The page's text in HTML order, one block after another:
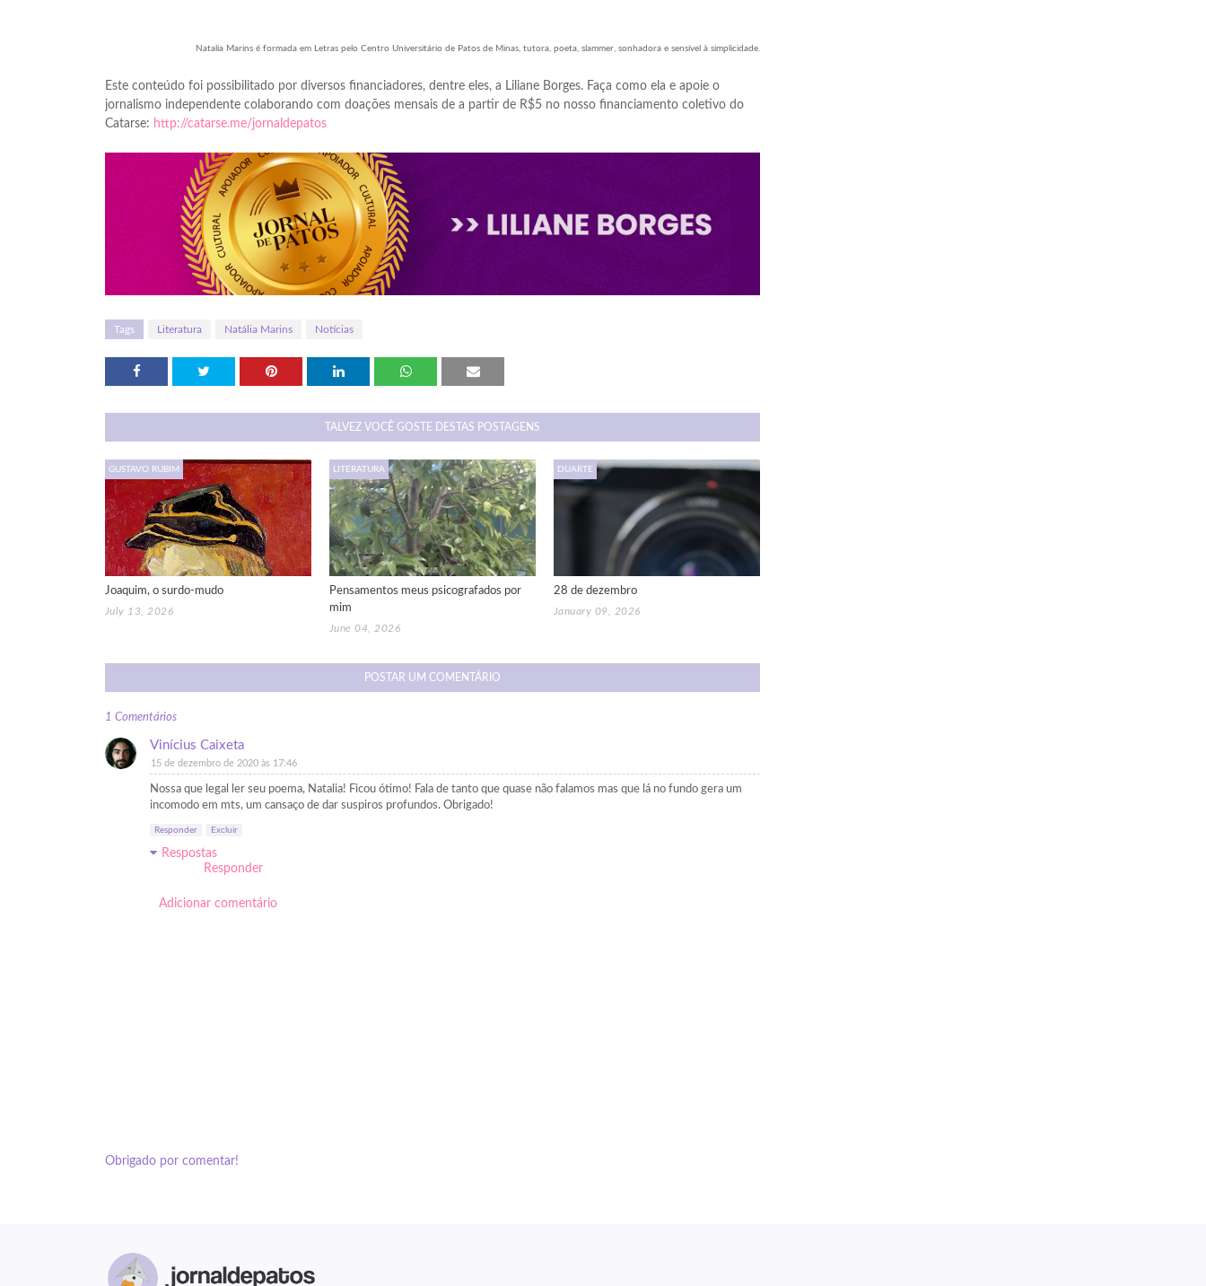
Natalia Marins é formada em Letras pelo Centro Universitário de Patos de Minas, tutora, poeta, slammer, sonhadora e sensível à simplicidade.
Este conteúdo foi possibilitado por diversos financiadores, dentre eles, a Liliane Borges. Faça como ela e apoie o
jornalismo independente colaborando com doações mensais de a partir de R$5 no nosso financiamento coletivo do
Catarse: http://catarse.me/jornaldepatos
Tags Literatura Natália Marins Notícias
TALVEZ VOCÊ GOSTE DESTAS POSTAGENS
GUSTAVO RUBIM
Joaquim, o surdo-mudo
July 13, 2026
LITERATURA
Pensamentos meus psicografados por
mim
June 04, 2026
DUARTE
28 de dezembro
January 09, 2026
POSTAR UM COMENTÁRIO
1 Comentários
Vinícius Caixeta
15 de dezembro de 2020 às 17:46
Nossa que legal ler seu poema, Natalia! Ficou ótimo! Fala de tanto que quase não falamos mas que lá no fundo gera um
incomodo em mts, um cansaço de dar suspiros profundos. Obrigado!
Responder Excluir
Respostas
Responder
Adicionar comentário
Obrigado por comentar!